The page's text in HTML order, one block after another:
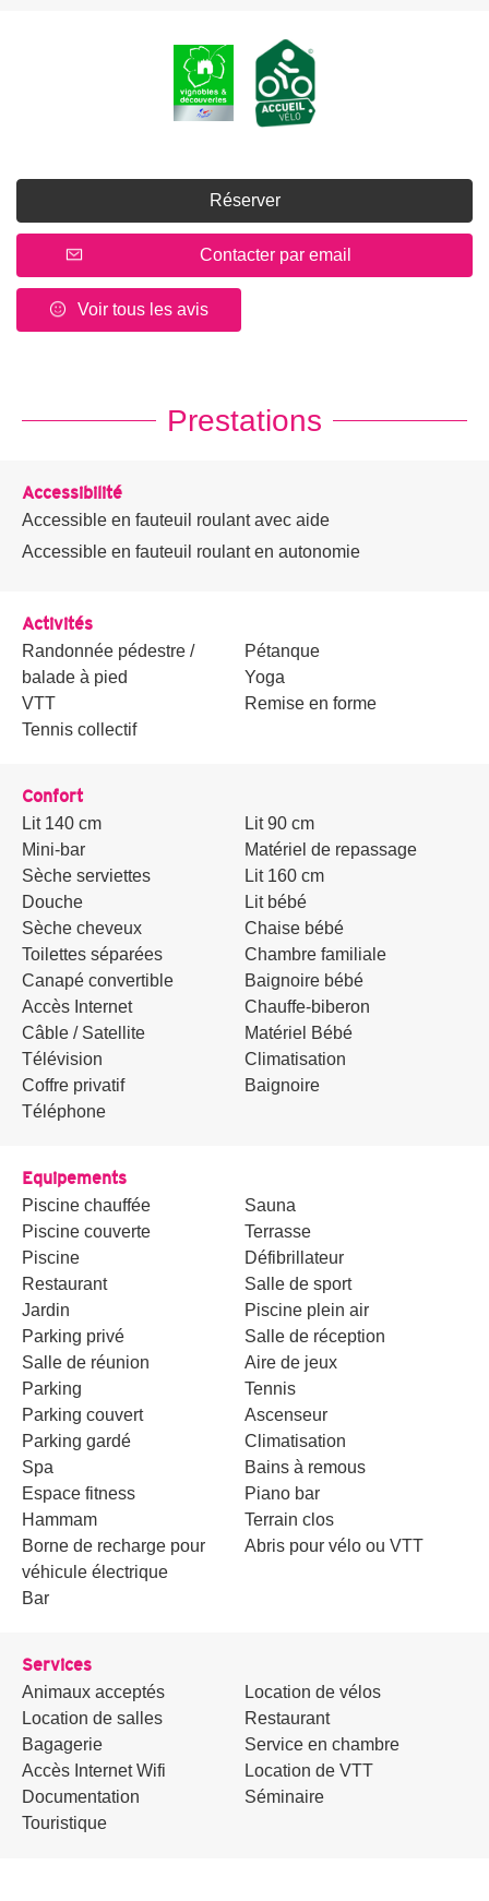
Réserver
Contacter par email
Voir tous les avis
Prestations
Accessibilité
Accessible en fauteuil roulant avec aide
Accessible en fauteuil roulant en autonomie
Activités
Randonnée pédestre /
balade à pied
VTT
Tennis collectif
Pétanque
Yoga
Remise en forme
Confort
Lit 140 cm
Mini-bar
Sèche serviettes
Douche
Sèche cheveux
Toilettes séparées
Canapé convertible
Accès Internet
Câble / Satellite
Télévision
Coffre privatif
Téléphone
Lit 90 cm
Matériel de repassage
Lit 160 cm
Lit bébé
Chaise bébé
Chambre familiale
Baignoire bébé
Chauffe-biberon
Matériel Bébé
Climatisation
Baignoire
Equipements
Piscine chauffée
Piscine couverte
Piscine
Restaurant
Jardin
Parking privé
Salle de réunion
Parking
Parking couvert
Parking gardé
Spa
Espace fitness
Hammam
Borne de recharge pour
véhicule électrique
Bar
Sauna
Terrasse
Défibrillateur
Salle de sport
Piscine plein air
Salle de réception
Aire de jeux
Tennis
Ascenseur
Climatisation
Bains à remous
Piano bar
Terrain clos
Abris pour vélo ou VTT
Services
Animaux acceptés
Location de salles
Bagagerie
Accès Internet Wifi
Documentation
Touristique
Location de vélos
Restaurant
Service en chambre
Location de VTT
Séminaire